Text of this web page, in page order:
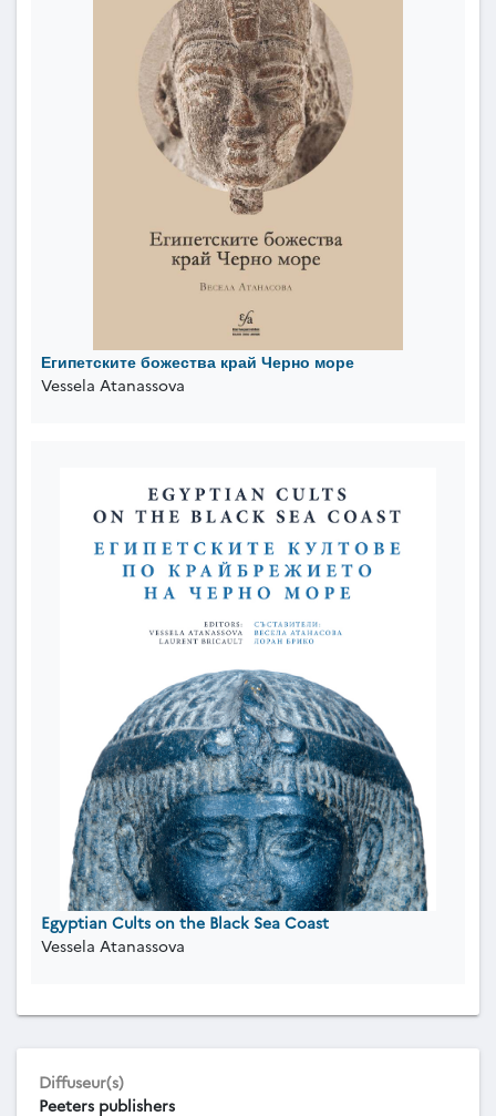
Египетските божества край Черно море
Vessela Atanassova
Egyptian Cults on the Black Sea Coast
Vessela Atanassova
Diffuseur(s)
Peeters publishers